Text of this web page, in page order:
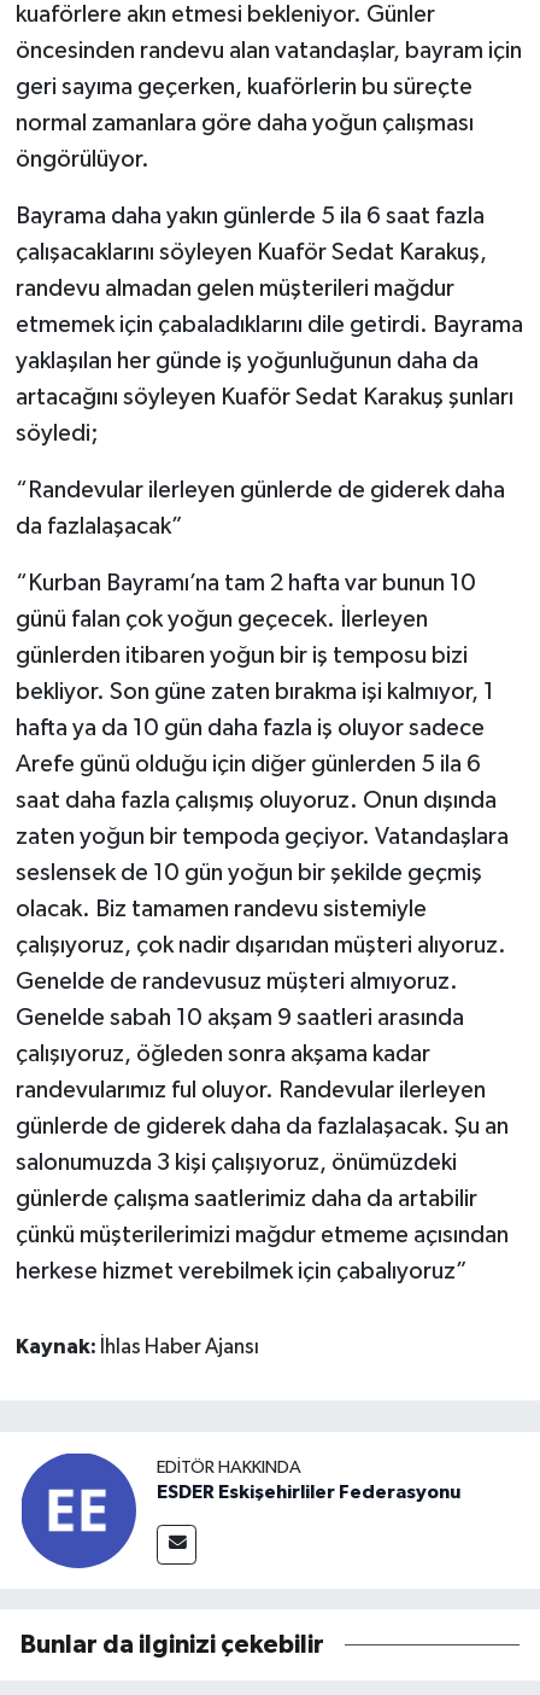
kuaförlere akın etmesi bekleniyor. Günler
öncesinden randevu alan vatandaşlar, bayram için
geri sayıma geçerken, kuaförlerin bu süreçte
normal zamanlara göre daha yoğun çalışması
öngörülüyor.
Bayrama daha yakın günlerde 5 ila 6 saat fazla
çalışacaklarını söyleyen Kuaför Sedat Karakuş,
randevu almadan gelen müşterileri mağdur
etmemek için çabaladıklarını dile getirdi. Bayrama
yaklaşılan her günde iş yoğunluğunun daha da
artacağını söyleyen Kuaför Sedat Karakuş şunları
söyledi;
“Randevular ilerleyen günlerde de giderek daha
da fazlalaşacak”
“Kurban Bayramı’na tam 2 hafta var bunun 10
günü falan çok yoğun geçecek. İlerleyen
günlerden itibaren yoğun bir iş temposu bizi
bekliyor. Son güne zaten bırakma işi kalmıyor, 1
hafta ya da 10 gün daha fazla iş oluyor sadece
Arefe günü olduğu için diğer günlerden 5 ila 6
saat daha fazla çalışmış oluyoruz. Onun dışında
zaten yoğun bir tempoda geçiyor. Vatandaşlara
seslensek de 10 gün yoğun bir şekilde geçmiş
olacak. Biz tamamen randevu sistemiyle
çalışıyoruz, çok nadir dışarıdan müşteri alıyoruz.
Genelde de randevusuz müşteri almıyoruz.
Genelde sabah 10 akşam 9 saatleri arasında
çalışıyoruz, öğleden sonra akşama kadar
randevularımız ful oluyor. Randevular ilerleyen
günlerde de giderek daha da fazlalaşacak. Şu an
salonumuzda 3 kişi çalışıyoruz, önümüzdeki
günlerde çalışma saatlerimiz daha da artabilir
çünkü müşterilerimizi mağdur etmeme açısından
herkese hizmet verebilmek için çabalıyoruz”
Kaynak: İhlas Haber Ajansı
EDITÖR HAKKINDA
ESDER Eskişehirliler Federasyonu
Bunlar da ilginizi çekebilir